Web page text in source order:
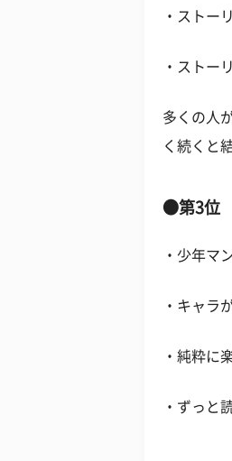
・ストー
・ストー
多くの人
く続くと
●第3位
・少年マ
・キャラ
・純粋に
・ずっと